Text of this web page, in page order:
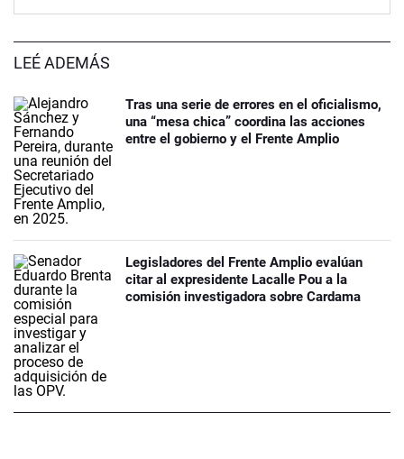
LEÉ ADEMÁS
Tras una serie de errores en el oficialismo,
una “mesa chica” coordina las acciones
entre el gobierno y el Frente Amplio
Legisladores del Frente Amplio evalúan
citar al expresidente Lacalle Pou a la
comisión investigadora sobre Cardama